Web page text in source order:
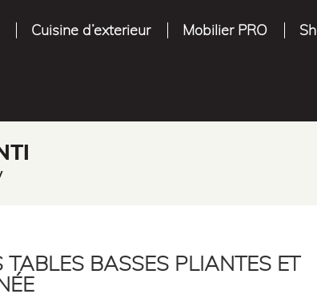
Cuisine d’exterieur Mobilier PRO
BASSES PLIANTES ET